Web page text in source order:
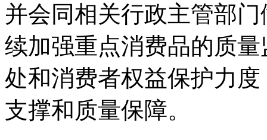
并会同相关行政主管部
续加强重点消费品的质
处和消费者权益保护力
支撑和质量保障。